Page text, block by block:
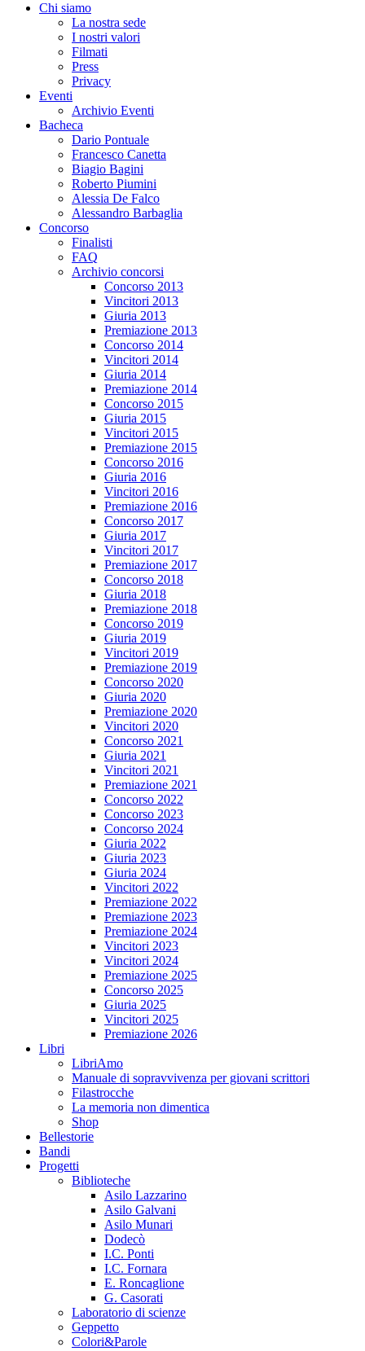
Chi siamo
La nostra sede
I nostri valori
Filmati
Press
Privacy
Eventi
Archivio Eventi
Bacheca
Dario Pontuale
Francesco Canetta
Biagio Bagini
Roberto Piumini
Alessia De Falco
Alessandro Barbaglia
Concorso
Finalisti
FAQ
Archivio concorsi
Concorso 2013
Vincitori 2013
Giuria 2013
Premiazione 2013
Concorso 2014
Vincitori 2014
Giuria 2014
Premiazione 2014
Concorso 2015
Giuria 2015
Vincitori 2015
Premiazione 2015
Concorso 2016
Giuria 2016
Vincitori 2016
Premiazione 2016
Concorso 2017
Giuria 2017
Vincitori 2017
Premiazione 2017
Concorso 2018
Giuria 2018
Premiazione 2018
Concorso 2019
Giuria 2019
Vincitori 2019
Premiazione 2019
Concorso 2020
Giuria 2020
Premiazione 2020
Vincitori 2020
Concorso 2021
Giuria 2021
Vincitori 2021
Premiazione 2021
Concorso 2022
Concorso 2023
Concorso 2024
Giuria 2022
Giuria 2023
Giuria 2024
Vincitori 2022
Premiazione 2022
Premiazione 2023
Premiazione 2024
Vincitori 2023
Vincitori 2024
Premiazione 2025
Concorso 2025
Giuria 2025
Vincitori 2025
Premiazione 2026
Libri
LibriAmo
Manuale di sopravvivenza per giovani scrittori
Filastrocche
La memoria non dimentica
Shop
Bellestorie
Bandi
Progetti
Biblioteche
Asilo Lazzarino
Asilo Galvani
Asilo Munari
Dodecò
I.C. Ponti
I.C. Fornara
E. Roncaglione
G. Casorati
Laboratorio di scienze
Geppetto
Colori&Parole